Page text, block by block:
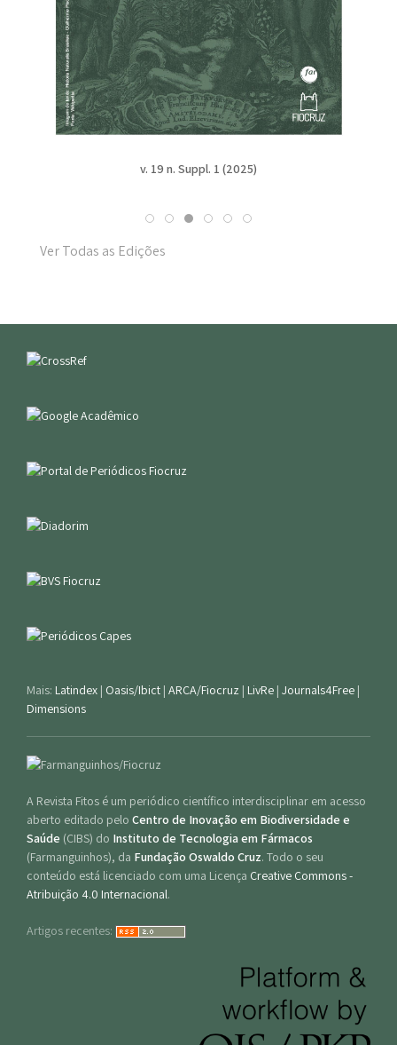
v. 19 n. Suppl. 1 (2025)
Ver Todas as Edições
Mais: Latindex | Oasis/Ibict | ARCA/Fiocruz | LivRe | Journals4Free |
Dimensions
A Revista Fitos é um periódico científico interdisciplinar em acesso
aberto editado pelo Centro de Inovação em Biodiversidade e
Saúde (CIBS) do Instituto de Tecnologia em Fármacos
(Farmanguinhos), da Fundação Oswaldo Cruz. Todo o seu
conteúdo está licenciado com uma Licença Creative Commons -
Atribuição 4.0 Internacional.
Artigos recentes: